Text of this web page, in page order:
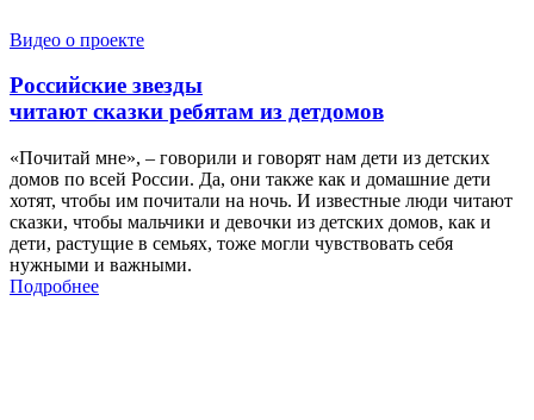
Видео о проекте
Российские звезды
читают сказки ребятам из детдомов
«Почитай мне», – говорили и говорят нам дети из детских
домов по всей России. Да, они также как и домашние дети
хотят, чтобы им почитали на ночь. И известные люди читают
сказки, чтобы мальчики и девочки из детских домов, как и
дети, растущие в семьях, тоже могли чувствовать себя
нужными и важными.
Подробнее